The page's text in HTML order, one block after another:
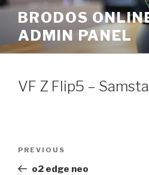
Skip
content
BRODOS
ADMIN PANEL
VF Z Flip5 –
Previous
Post
PREVIOUS
o2 edge neo